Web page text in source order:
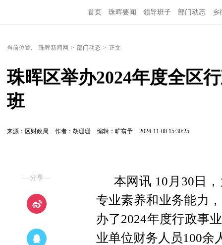
首页 珠晖要闻 领导班子 部门动态 乡
当前位置: 珠晖新闻网 > 部门动态 > 正文
珠晖区举办2024年度全区
班
来源：区财政局 作者：胡珊珊 编辑：旷翕予 2024-11-08 15:30:25
—分享—
本网讯 10月30日
专业素养和业务能力
办了2024年度行政事
业单位财务人员100余